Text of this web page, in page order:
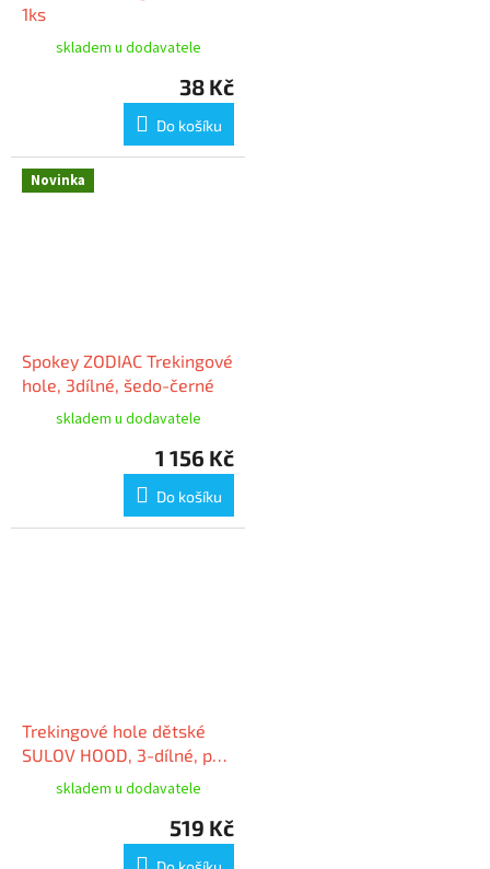
1ks
skladem u dodavatele
38 Kč
Do košíku
Novinka
Spokey ZODIAC Trekingové
hole, 3dílné, šedo-černé
skladem u dodavatele
1 156 Kč
Do košíku
Trekingové hole dětské
SULOV HOOD, 3-dílné, pár,
oranžová
skladem u dodavatele
519 Kč